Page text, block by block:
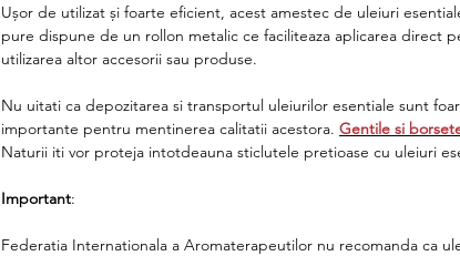
Ușor de utilizat și foarte eficient, acest amestec de uleiuri
pure dispune de un rollon metalic ce faciliteaza aplicarea direct
utilizarea altor accesorii sau produse.
Nu uitati ca depozitarea si transportul uleiurilor esentiale sunt
importante pentru mentinerea calitatii acestora. Gentile si
Naturii iti vor proteja intotdeauna sticlutele pretioase cu uleiuri
Important:
Federatia Internationala a Aromaterapeutilor nu recomanda ca